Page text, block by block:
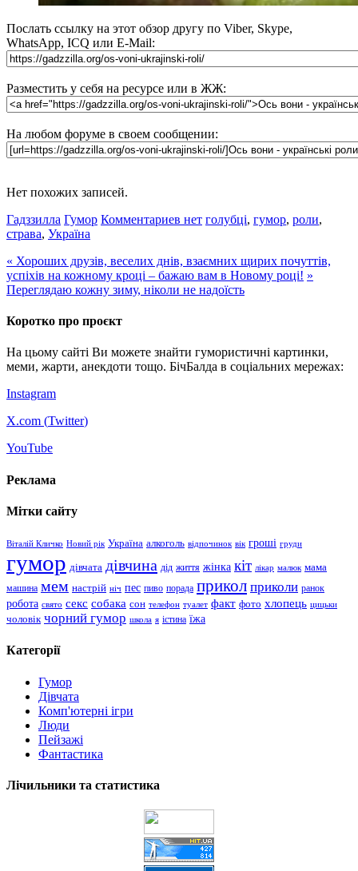
Послать ссылку на этот обзор другу по Viber, Skype,
WhatsApp, ICQ или E-Mail:
Разместить у себя на ресурсе или в ЖЖ:
На любом форуме в своем сообщении:
Нет похожих записей.
Гадззилла Гумор Комментариев нет голубці, гумор, роли,
страва, Україна
« Хороших друзів, веселих днів, взаємних щирих почуттів,
успіхів на кожному кроці – бажаю вам в Новому році! »
Переглядаю кожну зиму, ніколи не надоїсть
Коротко про проєкт
На цьому сайті Ви можете знайти гумористичні картинки,
меми, жарти, анекдоти тощо. БічБалда в соціальних мережах:
Instagram
X.com (Twitter)
YouTube
Реклама
Мітки сайту
Віталій Кличко Новий рік Україна алкоголь відпочинок вік гроші груди
гумор дівчата дівчина дід життя жінка кіт лікар малюк мама
машина мем настрій ніч пес пиво порада прикол приколи ранок
робота свято секс собака сон телефон туалет факт фото хлопець цицьки
чоловік чорний гумор школа я істина їжа
Категорії
Гумор
Дівчата
Комп'ютерні ігри
Люди
Пейзажі
Фантастика
Лічильники та статистика